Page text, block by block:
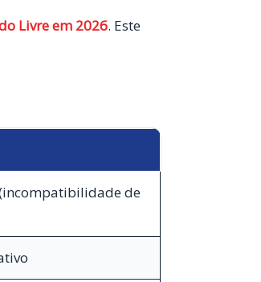
Livre em 2026. Este
de